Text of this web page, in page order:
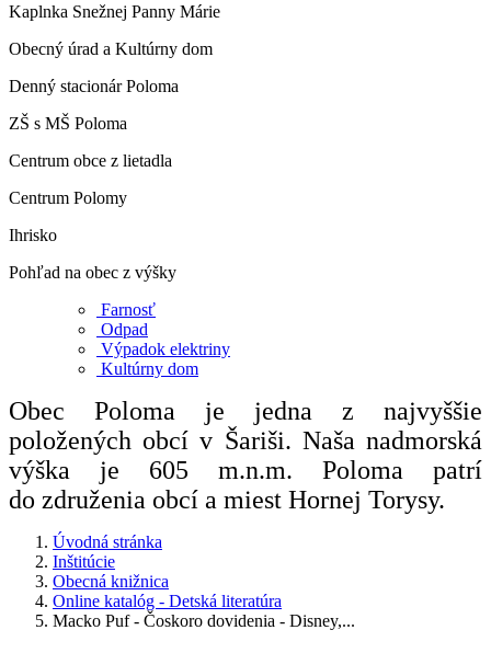
Kaplnka Snežnej Panny Márie
Obecný úrad a Kultúrny dom
Denný stacionár Poloma
ZŠ s MŠ Poloma
Centrum obce z lietadla
Centrum Polomy
Ihrisko
Pohľad na obec z výšky
Farnosť
Odpad
Výpadok elektriny
Kultúrny dom
Obec Poloma je jedna z najvyššie
položených obcí v Šariši. Naša nadmorská
výška je 605 m.n.m. Poloma patrí
do združenia obcí a miest Hornej Torysy.
Úvodná stránka
Inštitúcie
Obecná knižnica
Online katalóg - Detská literatúra
Macko Puf - Čoskoro dovidenia - Disney,...